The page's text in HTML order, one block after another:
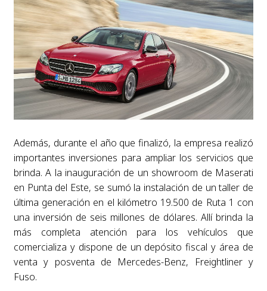
Además, durante el año que finalizó, la empresa realizó
importantes inversiones para ampliar los servicios que
brinda. A la inauguración de un showroom de Maserati
en Punta del Este, se sumó la instalación de un taller de
última generación en el kilómetro 19.500 de Ruta 1 con
una inversión de seis millones de dólares. Allí brinda la
más completa atención para los vehículos que
comercializa y dispone de un depósito fiscal y área de
venta y posventa de Mercedes-Benz, Freightliner y
Fuso.